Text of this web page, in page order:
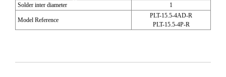
Solder inter diameter
1
Model Reference
PLT-15.5-4AD-R
PLT-15.5-4P-R